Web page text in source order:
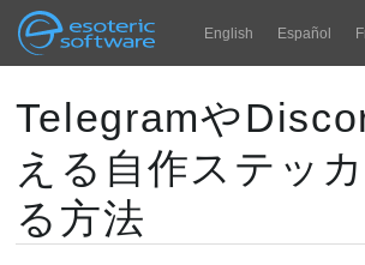
Esoteric Software
Navigation English Español
ホーム
ブログ
フォーラム
Spine
機能
ランタイム
Main Content
Telegramや
える自作ステッ
る方法